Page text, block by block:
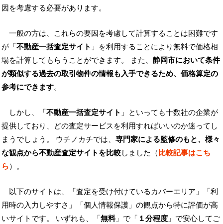
因を考慮する必要があります。
一般の方は、これらの要因を考慮して計算することは困難です
が「不動産一括査定サイト 」を利用することにより無料で価格相
場を計算してもらうことができます。 また、 静岡市において条件
が類似する過去の取引物件の情報も入手できるため、価格算定の
参考にできます。
しかし、「不動産一括査定サイト 」といっても十数社の企業が
提供しており、どの査定サービスを利用すればいいのか迷ってし
まうでしょう。 ウチノカチでは、 専門家による監修のもと、様々
な観点から不動産査定サイトを比較しました（比較記事はこち
ら）。
以下のサイトは、「査定を受け付けているカバーエリア」「利
用時の入力しやすさ」「個人情報保護」の観点から特に評価が高
いサイトです。 いずれも、「無料」で「 １分程度 」で安心してご